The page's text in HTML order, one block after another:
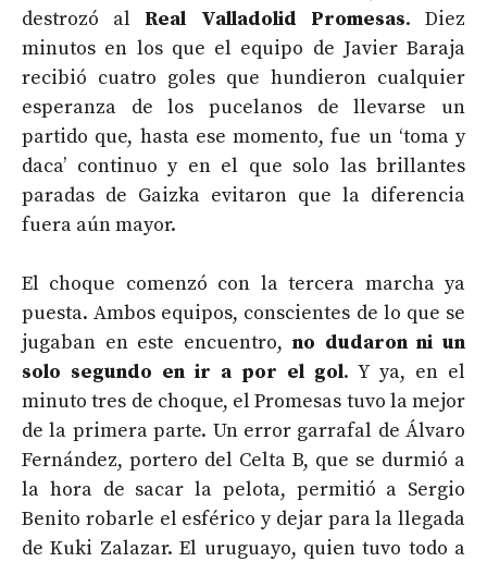
destrozó al Real Valladolid Promesas. Diez
minutos en los que el equipo de Javier Baraja
recibió cuatro goles que hundieron cualquier
esperanza de los pucelanos de llevarse un
partido que, hasta ese momento, fue un ‘toma y
daca’ continuo y en el que solo las brillantes
paradas de Gaizka evitaron que la diferencia
fuera aún mayor.
El choque comenzó con la tercera marcha ya
puesta. Ambos equipos, conscientes de lo que se
jugaban en este encuentro, no dudaron ni un
solo segundo en ir a por el gol. Y ya, en el
minuto tres de choque, el Promesas tuvo la mejor
de la primera parte. Un error garrafal de Álvaro
Fernández, portero del Celta B, que se durmió a
la hora de sacar la pelota, permitió a Sergio
Benito robarle el esférico y dejar para la llegada
de Kuki Zalazar. El uruguayo, quien tuvo todo a